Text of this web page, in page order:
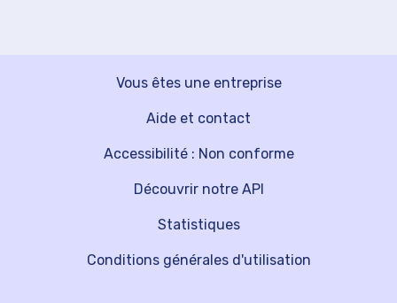
Vous êtes une entreprise
Découvrir notre API
Aide et contact
Statistiques
Accessibilité : Non conforme
Conditions générales d'utilisation